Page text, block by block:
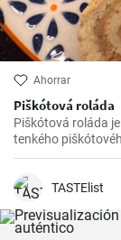
Ahorrar
Piškótová roláda
Piškótová roláda
tenkého
TASTElist